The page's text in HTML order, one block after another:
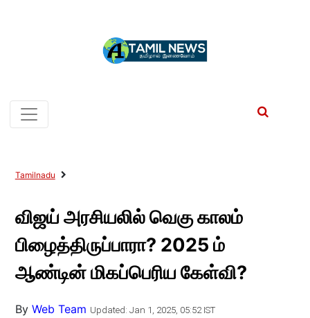
Tamilnadu
விஜய் அரசியலில் வெகு காலம்
பிழைத்திருப்பாரா? 2025 ம்
ஆண்டின் மிகப்பெரிய கேள்வி?
By Web Team Updated: Jan 1, 2025, 05:52 IST